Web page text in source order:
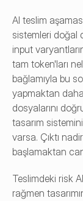
AI teslim
sistemleri doğal
input
tam token'ları
bağlamıyla bu
yapmaktan daha
dosyalarını
tasarım
varsa. Çıktı
başlamaktan
Teslimdeki risk
rağmen